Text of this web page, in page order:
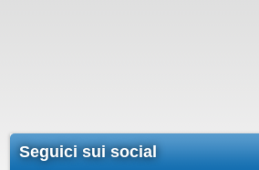
Seguici sui social